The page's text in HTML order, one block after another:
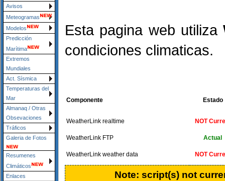
Avisos
Meteogramas
Modelos
Predicción
Marítima
Extremos
Mundiales
Act. Sísmica
Temperaturas del
Mar
Almanaq / Otras
Obsevaciones
Tráficos
Galeria de Fotos
Resumenes
Climáticos
Enlaces
Esta pagina web utiliza
condiciones climaticas.
Componente Estado
WeatherLink realtime NOT
WeatherLink FTP Actual
WeatherLink weather data NOT
Note: script(s) not